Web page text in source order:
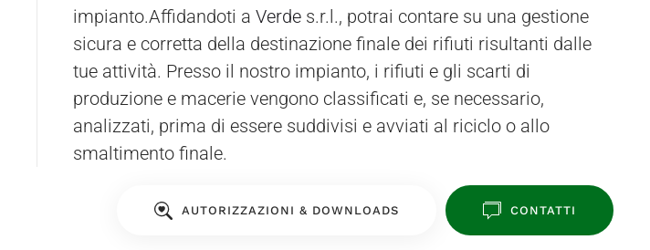
impianto.Affidandoti a Verde s.r.l., potrai contare su una gestione
sicura e corretta della destinazione finale dei rifiuti risultanti dalle
tue attività. Presso il nostro impianto, i rifiuti e gli scarti di
produzione e macerie vengono classificati e, se necessario,
analizzati, prima di essere suddivisi e avviati al riciclo o allo
smaltimento finale.
AUTORIZZAZIONI & DOWNLOADS CONTATTI